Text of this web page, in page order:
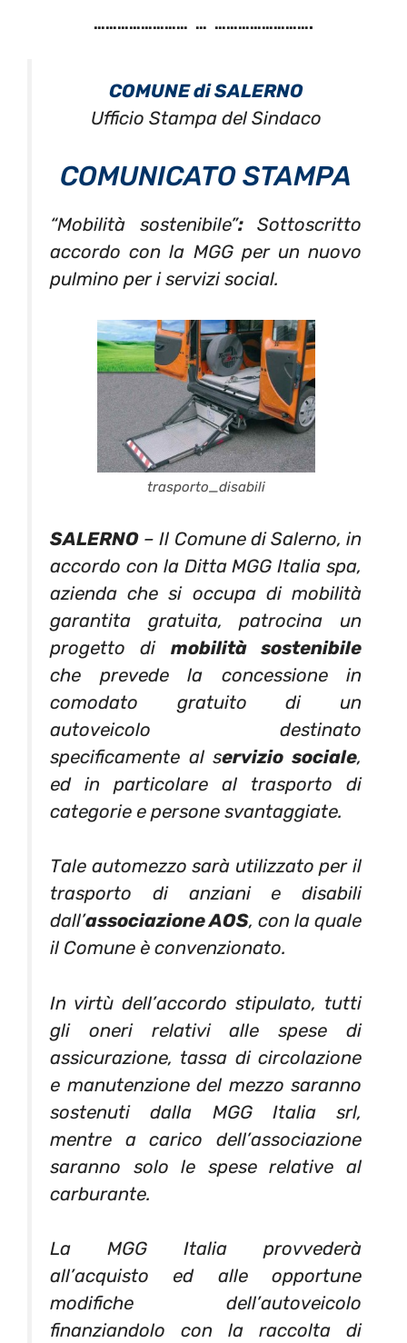
…………………… … …………………….
COMUNE di SALERNO
Ufficio Stampa del Sindaco
COMUNICATO STAMPA
“Mobilità sostenibile”: Sottoscritto
accordo con la MGG per un nuovo
pulmino per i servizi social.
trasporto_disabili
SALERNO – Il Comune di Salerno, in
accordo con la Ditta MGG Italia spa,
azienda che si occupa di mobilità
garantita gratuita, patrocina un
progetto di mobilità sostenibile
che prevede la concessione in
comodato gratuito di un
autoveicolo destinato
specificamente al servizio sociale,
ed in particolare al trasporto di
categorie e persone svantaggiate.
Tale automezzo sarà utilizzato per il
trasporto di anziani e disabili
dall’associazione AOS, con la quale
il Comune è convenzionato.
In virtù dell’accordo stipulato, tutti
gli oneri relativi alle spese di
assicurazione, tassa di circolazione
e manutenzione del mezzo saranno
sostenuti dalla MGG Italia srl,
mentre a carico dell’associazione
saranno solo le spese relative al
carburante.
La MGG Italia provvederà
all’acquisto ed alle opportune
modifiche dell’autoveicolo
finanziandolo con la raccolta di